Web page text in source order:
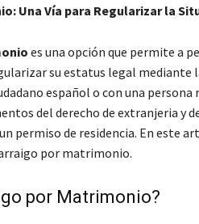
Una Vía para Regularizar la
es una opción que permite a
su estatus legal mediante
español o con una persona
del derecho de extranjeria y
permiso de residencia. En este
por matrimonio.
por Matrimonio?